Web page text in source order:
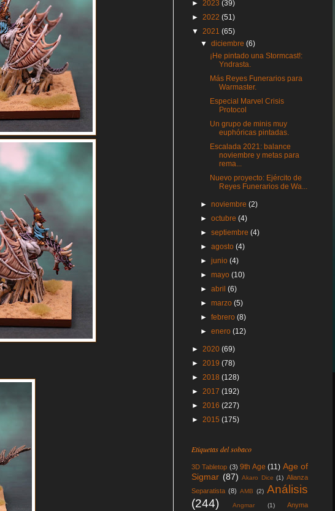
► 2023 (39)
► 2022 (51)
▼ 2021 (65)
▼diciembre(6)
¡He pintado una Stormcast!:
Yndrasta.
Más Reyes Funerarios para
Warmaster.
Especial Marvel Crisis
Protocol
Un grupo de minis muy
euphóricas pintadas.
Escalada 2021: balance
noviembre y metas para
rema...
Nuevo proyecto: Ejército de
Reyes Funerarios de Wa...
►noviembre(2)
►octubre(4)
►septiembre(4)
►agosto(4)
►junio(4)
►mayo(10)
►abril(6)
►marzo(5)
►febrero(8)
►enero(12)
► 2020 (69)
► 2019 (78)
► 2018 (128)
► 2017 (192)
► 2016 (227)
► 2015 (175)
Etiquetas del sobaco
3D Tabletop (3) 9th Age (11) Age of
Sigmar (87) Akaro Dice (1) Alianza
Separatista (8) AMB (2) Análisis
(244)
Angmar (1)
Anyma